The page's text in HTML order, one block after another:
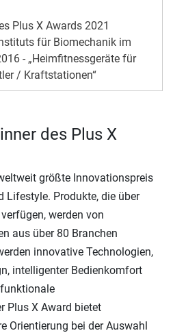
Plus X Awards 2021
für Biomechanik im
- „Heimfitnessgeräte für
/ Kraftstationen“
des Plus X
größte Innovationspreis
Lifestyle. Produkte, die über
werden von
aus über 80 Branchen
innovative Technologien,
intelligenter Bedienkomfort
Plus X Award bietet
Orientierung bei der Auswahl